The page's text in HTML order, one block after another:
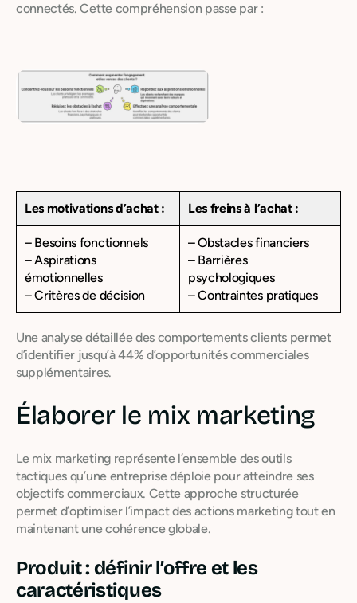
connectés. Cette compréhension passe par :
Les motivations d’achat : Les freins à l’achat :
– Besoins fonctionnels
– Aspirations
émotionnelles
– Critères de décision
– Obstacles financiers
– Barrières
psychologiques
– Contraintes pratiques
Une analyse détaillée des comportements clients permet
d’identifier jusqu’à 44% d’opportunités commerciales
supplémentaires.
Élaborer le mix marketing
Le mix marketing représente l’ensemble des outils
tactiques qu’une entreprise déploie pour atteindre ses
objectifs commerciaux. Cette approche structurée
permet d’optimiser l’impact des actions marketing tout en
maintenant une cohérence globale.
Produit : définir l’offre et les
caractéristiques